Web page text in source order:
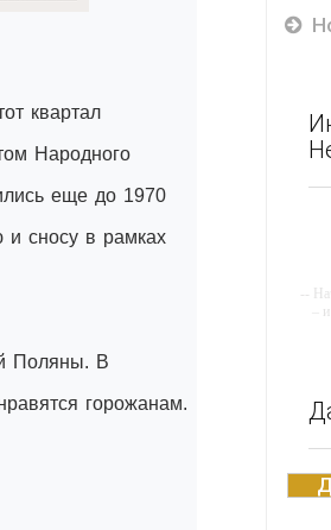
квартал
Народного
еще до 1970
и сносу в рамках
Поляны. В
горожанам.
--
–